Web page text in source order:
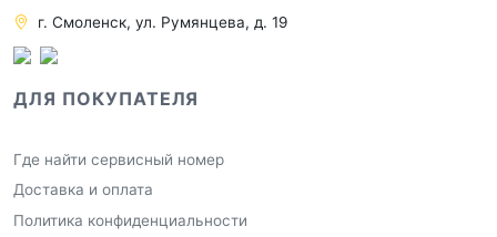
г. Смоленск, ул. Румянцева, д. 19
ДЛЯ ПОКУПАТЕЛЯ
Где найти сервисный номер
Доставка и оплата
Политика конфиденциальности